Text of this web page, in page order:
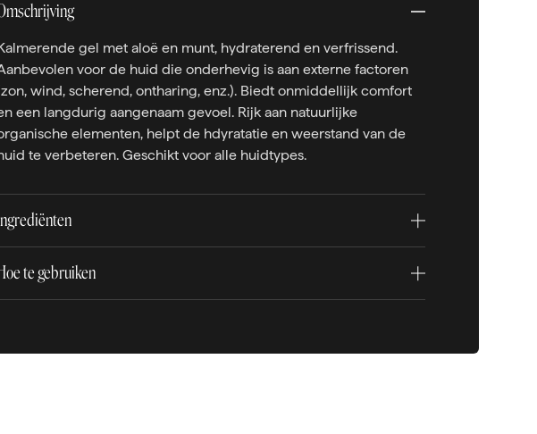
gel met aloë en munt, hydraterend en verfrissend.
voor de huid die onderhevig is aan externe factoren
wind, scherend, ontharing, enz.). Biedt onmiddellijk comfort
een langdurig aangenaam gevoel. Rijk aan natuurlijke
elementen, helpt de hdyratatie en weerstand van de
te verbeteren. Geschikt voor alle huidtypes.
te gebruiken